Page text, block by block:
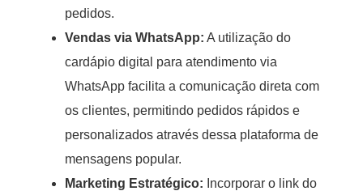
pedidos.
Vendas via WhatsApp: A utilização do
cardápio digital para atendimento via
WhatsApp facilita a comunicação direta com
os clientes, permitindo pedidos rápidos e
personalizados através dessa plataforma de
mensagens popular.
Marketing Estratégico: Incorporar o link do